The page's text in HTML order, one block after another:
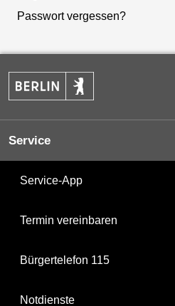
Passwort vergessen?
Service
Service-App
Termin vereinbaren
Bürgertelefon 115
Notdienste